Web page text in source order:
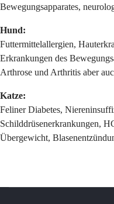
Bewegungsapparates,
Hund:
Futtermittelallergien,
Erkrankungen des
Arthrose und Arthritis aber
Katze:
Feliner Diabetes,
Schilddrüsenerkrankungen,
Übergewicht,